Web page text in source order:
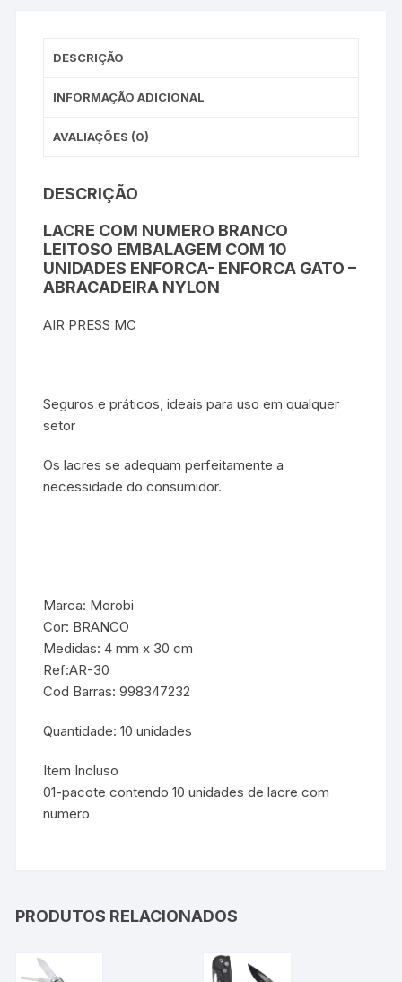
DESCRIÇÃO
INFORMAÇÃO ADICIONAL
AVALIAÇÕES (0)
DESCRIÇÃO
LACRE COM NUMERO BRANCO
LEITOSO EMBALAGEM COM 10
UNIDADES ENFORCA- ENFORCA GATO –
ABRACADEIRA NYLON
AIR PRESS MC
Seguros e práticos, ideais para uso em qualquer
setor
Os lacres se adequam perfeitamente a
necessidade do consumidor.
Marca: Morobi
Cor: BRANCO
Medidas: 4 mm x 30 cm
Ref:AR-30
Cod Barras: 998347232
Quantidade: 10 unidades
Item Incluso
01-pacote contendo 10 unidades de lacre com
numero
PRODUTOS RELACIONADOS